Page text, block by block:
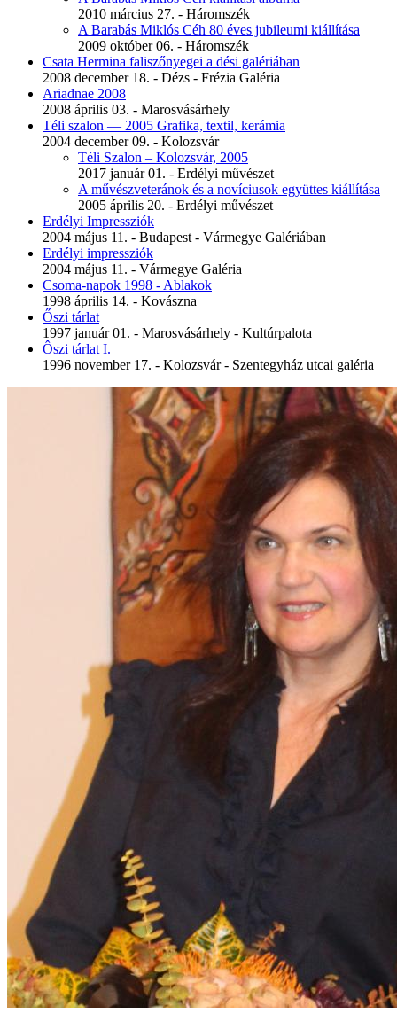
2010 március 27. - Háromszék
A Barabás Miklós Céh 80 éves jubileumi kiállítása
2009 október 06. - Háromszék
Csata Hermina faliszőnyegei a dési galériában
2008 december 18. - Dézs - Frézia Galéria
Ariadnae 2008
2008 április 03. - Marosvásárhely
Téli szalon — 2005 Grafika, textil, kerámia
2004 december 09. - Kolozsvár
Téli Szalon – Kolozsvár, 2005
2017 január 01. - Erdélyi művészet
A művészveteránok és a novíciusok együttes kiállítása
2005 április 20. - Erdélyi művészet
Erdélyi Impressziók
2004 május 11. - Budapest - Vármegye Galériában
Erdélyi impressziók
2004 május 11. - Vármegye Galéria
Csoma-napok 1998 - Ablakok
1998 április 14. - Kovászna
Őszi tárlat
1997 január 01. - Marosvásárhely - Kultúrpalota
Ôszi tárlat I.
1996 november 17. - Kolozsvár - Szentegyház utcai galéria